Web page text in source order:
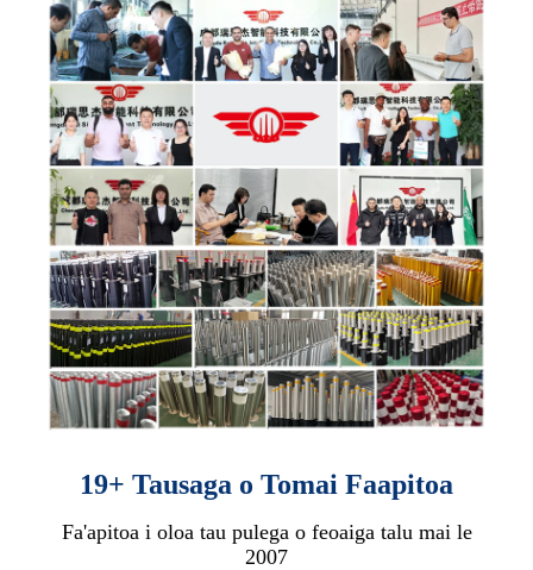
19+ Tausaga o Tomai Faapitoa
Fa'apitoa i oloa tau pulega o feoaiga talu mai le
2007